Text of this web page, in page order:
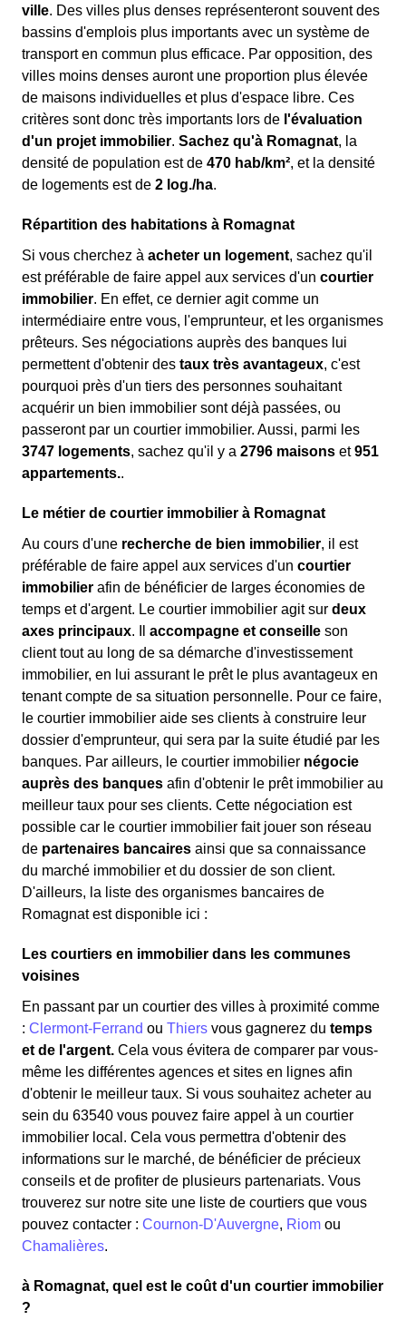
ville. Des villes plus denses représenteront souvent des
bassins d'emplois plus importants avec un système de
transport en commun plus efficace. Par opposition, des
villes moins denses auront une proportion plus élevée
de maisons individuelles et plus d'espace libre. Ces
critères sont donc très importants lors de l'évaluation
d'un projet immobilier. Sachez qu'à Romagnat, la
densité de population est de 470 hab/km², et la densité
de logements est de 2 log./ha.
Répartition des habitations à Romagnat
Si vous cherchez à acheter un logement, sachez qu'il
est préférable de faire appel aux services d'un courtier
immobilier. En effet, ce dernier agit comme un
intermédiaire entre vous, l'emprunteur, et les organismes
prêteurs. Ses négociations auprès des banques lui
permettent d'obtenir des taux très avantageux, c'est
pourquoi près d'un tiers des personnes souhaitant
acquérir un bien immobilier sont déjà passées, ou
passeront par un courtier immobilier. Aussi, parmi les
3747 logements, sachez qu'il y a 2796 maisons et951
appartements..
Le métier de courtier immobilier à Romagnat
Au cours d'une recherche de bien immobilier, il est
préférable de faire appel aux services d'un courtier
immobilier afin de bénéficier de larges économies de
temps et d'argent. Le courtier immobilier agit sur deux
axes principaux. Il accompagne et conseille son
client tout au long de sa démarche d'investissement
immobilier, en lui assurant le prêt le plus avantageux en
tenant compte de sa situation personnelle. Pour ce faire,
le courtier immobilier aide ses clients à construire leur
dossier d'emprunteur, qui sera par la suite étudié par les
banques. Par ailleurs, le courtier immobilier négocie
auprès des banques afin d'obtenir le prêt immobilier au
meilleur taux pour ses clients. Cette négociation est
possible car le courtier immobilier fait jouer son réseau
de partenaires bancaires ainsi que sa connaissance
du marché immobilier et du dossier de son client.
D'ailleurs, la liste des organismes bancaires de
Romagnat est disponible ici :
Les courtiers en immobilier dans les communes
voisines
En passant par un courtier des villes à proximité comme
: Clermont-Ferrand ou Thiers vous gagnerez du temps
et de l'argent. Cela vous évitera de comparer par vous-
même les différentes agences et sites en lignes afin
d'obtenir le meilleur taux. Si vous souhaitez acheter au
sein du 63540 vous pouvez faire appel à un courtier
immobilier local. Cela vous permettra d'obtenir des
informations sur le marché, de bénéficier de précieux
conseils et de profiter de plusieurs partenariats. Vous
trouverez sur notre site une liste de courtiers que vous
pouvez contacter : Cournon-D'Auvergne, Riom ou
Chamalières.
à Romagnat, quel est le coût d'un courtier immobilier
?